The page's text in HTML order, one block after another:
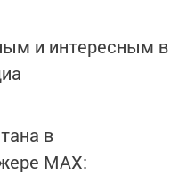
и интересным в
в
MАХ: